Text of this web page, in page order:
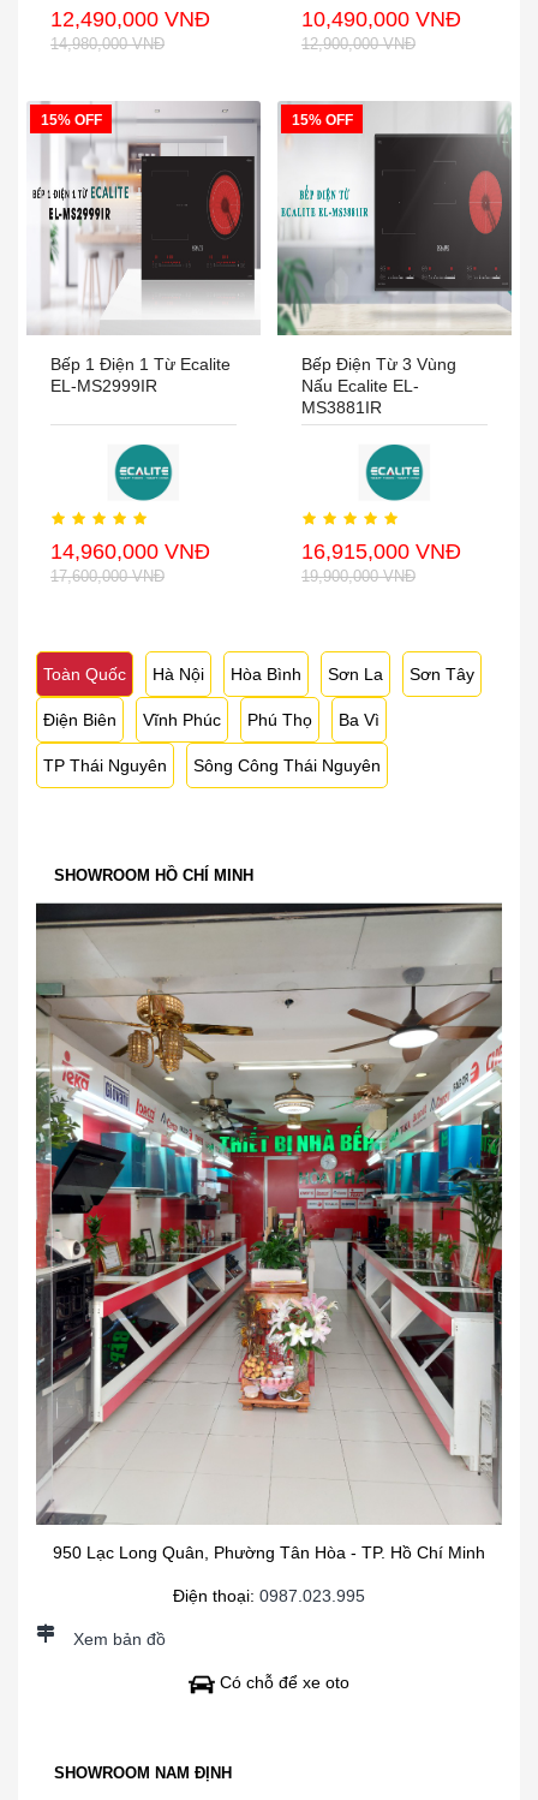
12,490,000 VNĐ
14,980,000 VNĐ
10,490,000 VNĐ
12,900,000 VNĐ
15% OFF
Bếp 1 Điện 1 Từ Ecalite
EL-MS2999IR
14,960,000 VNĐ
17,600,000 VNĐ
15% OFF
Bếp Điện Từ 3 Vùng
Nấu Ecalite EL-
MS3881IR
16,915,000 VNĐ
19,900,000 VNĐ
Toàn Quốc Hà Nội Hòa Bình Sơn La Sơn Tây
Điện Biên Vĩnh Phúc Phú Thọ Ba Vì
TP Thái Nguyên Sông Công Thái Nguyên
SHOWROOM HỒ CHÍ MINH
950 Lạc Long Quân, Phường Tân Hòa - TP. Hồ Chí Minh
Điện thoại: 0987.023.995
Xem bản đồ
Có chỗ để xe oto
SHOWROOM NAM ĐỊNH